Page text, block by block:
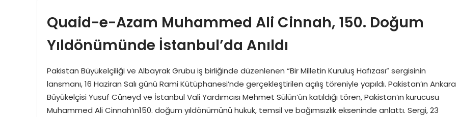
Quaid-e-Azam Muhammed Ali Cinnah, 150. Doğum
Yıldönümünde İstanbul’da Anıldı
Pakistan Büyükelçiliği ve Albayrak Grubu iş birliğinde düzenlenen “Bir Milletin Kuruluş Hafızası” sergisinin
lansmanı, 16 Haziran Salı günü Rami Kütüphanesi’nde gerçekleştirilen açılış töreniyle yapıldı. Pakistan’ın Ankara
Büyükelçisi Yusuf Cüneyd ve İstanbul Vali Yardımcısı Mehmet Sülün’ün katıldığı tören, Pakistan’ın kurucusu
Muhammed Ali Cinnah’ın150. doğum yıldönümünü hukuk, temsil ve bağımsızlık ekseninde anlattı. Sergi, 23